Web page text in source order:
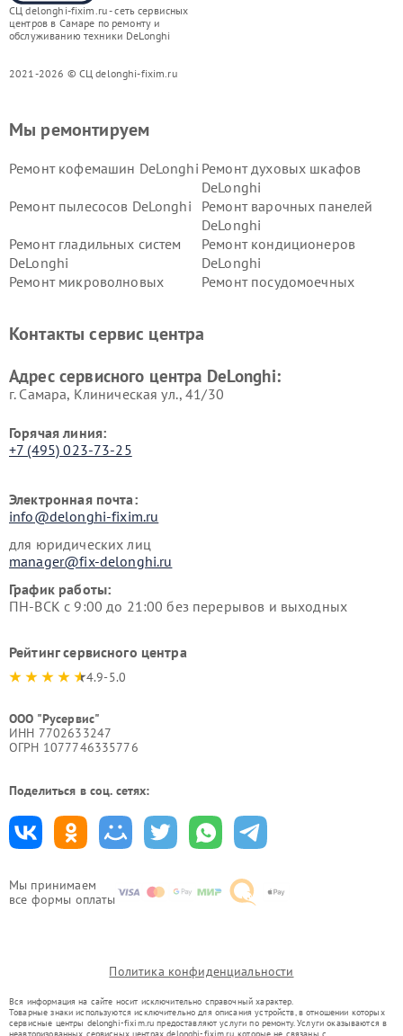
СЦ delonghi-fixim.ru - сеть сервисных
центров в Самаре по ремонту и
обслуживанию техники DeLonghi
2021-2026 © СЦ delonghi-fixim.ru
Мы принимаем
все формы оплаты
Мы ремонтируем
Ремонт кофемашин DeLonghi Ремонт духовых шкафов
DeLonghi
Ремонт пылесосов DeLonghi
Ремонт варочных панелей
DeLonghi
Ремонт гладильных систем
DeLonghi
Ремонт кондиционеров
DeLonghi
Ремонт микроволновых
Ремонт посудомоечных
DeLonghi
DeLonghi
Контакты сервис центра
Адрес сервисного центра DeLonghi:
г. Самара, Клиническая ул., 41/30
Горячая линия:
+7 (495) 023-73-25
Электронная почта:
info@delonghi-fixim.ru
для юридических лиц
manager@fix-delonghi.ru
График работы:
ПН-ВСК с 9:00 до 21:00 без перерывов и выходных
Рейтинг сервисного центра
4.9-5.0
ООО "Русервис"
ИНН 7702633247
ОГРН 1077746335776
Поделиться в соц. сетях:
Политика конфиденциальности
Вся информация на сайте носит исключительно справочный характер.
Товарные знаки используются исключительно для описания устройств, в отношении которых
сервисные центры delonghi-fixim.ru предоставляют услуги по ремонту. Услуги оказываются в